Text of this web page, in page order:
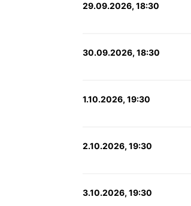
29.09.2026, 18:30
30.09.2026, 18:30
1.10.2026, 19:30
2.10.2026, 19:30
3.10.2026, 19:30